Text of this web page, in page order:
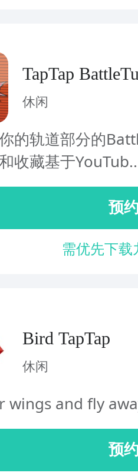
TapTap
休闲
的轨道部分的
收藏基于
预约
需优先下载
Bird TapTap
休闲
wings and fly
预约